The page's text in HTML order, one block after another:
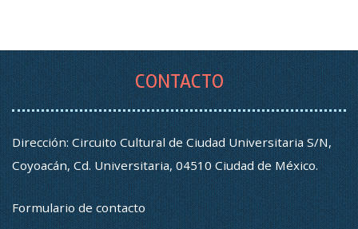
CONTACTO
Dirección: Circuito Cultural de Ciudad Universitaria S/N,
Coyoacán, Cd. Universitaria, 04510 Ciudad de México.
Formulario de contacto